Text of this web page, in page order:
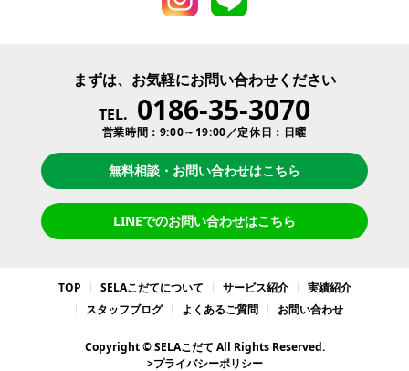
まずは、お気軽にお問い合わせください
TEL. 0186-35-3070
営業時間：9:00～19:00／定休日：日曜
無料相談・お問い合わせはこちら
LINEでのお問い合わせはこちら
TOP SELAこだてについて サービス紹介
実績紹介
スタッフブログ
よくあるご質問 お問い合わせ
Copyright © SELAこだて All Rights Reserved.
>プライバシーポリシー